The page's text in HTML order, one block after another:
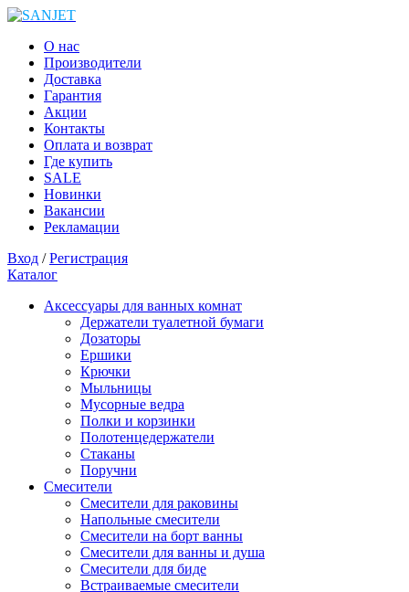
О нас
Производители
Доставка
Гарантия
Акции
Контакты
Оплата и возврат
Где купить
SALE
Новинки
Вакансии
Рекламации
Вход /Регистрация
Каталог
Аксессуары для ванных комнат
Держатели туалетной бумаги
Дозаторы
Ершики
Крючки
Мыльницы
Мусорные ведра
Полки и корзинки
Полотенцедержатели
Стаканы
Поручни
Смесители
Смесители для раковины
Напольные смесители
Смесители на борт ванны
Смесители для ванны и душа
Смесители для биде
Встраиваемые смесители